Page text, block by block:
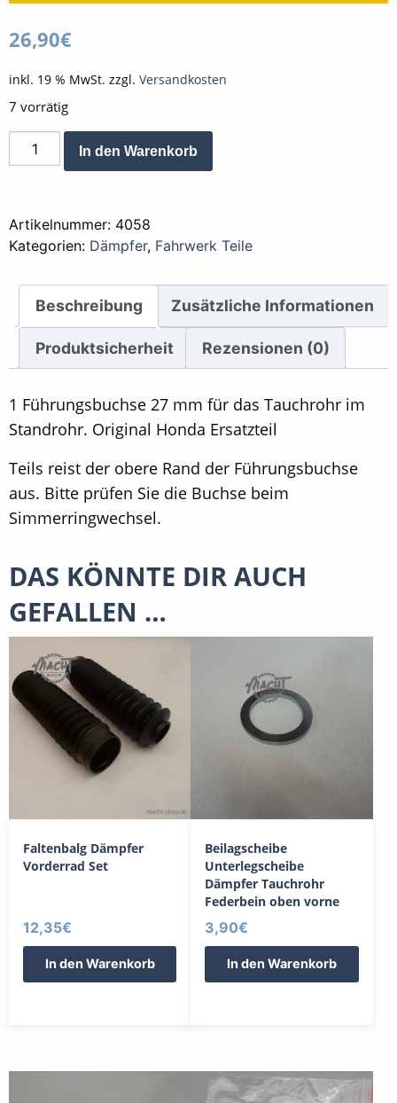
26,90€
inkl. 19 % MwSt. zzgl. Versandkosten
7 vorrätig
Buchse
Führung
Standrohr
Menge
In den Warenkorb
Artikelnummer: 4058
Kategorien: Dämpfer, Fahrwerk Teile
Beschreibung Zusätzliche Informationen
Produktsicherheit Rezensionen (0)
1 Führungsbuchse 27 mm für das Tauchrohr im
Standrohr. Original Honda Ersatzteil
Teils reist der obere Rand der Führungsbuchse
aus. Bitte prüfen Sie die Buchse beim
Simmerringwechsel.
DAS KÖNNTE DIR AUCH
GEFALLEN …
Faltenbalg Dämpfer
Vorderrad Set
12,35€
In den Warenkorb
Beilagscheibe
Unterlegscheibe
Dämpfer Tauchrohr
Federbein oben vorne
3,90€
In den Warenkorb